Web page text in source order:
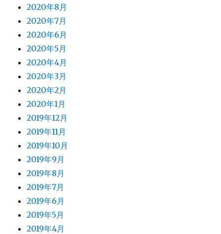
2020年8月
2020年7月
2020年6月
2020年5月
2020年4月
2020年3月
2020年2月
2020年1月
2019年12月
2019年11月
2019年10月
2019年9月
2019年8月
2019年7月
2019年6月
2019年5月
2019年4月